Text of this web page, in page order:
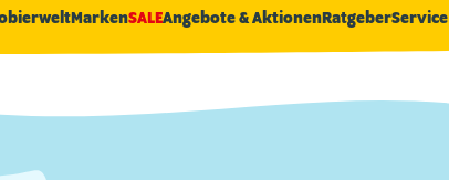
MarkenSALEAngebote & AktionenRatgeberService